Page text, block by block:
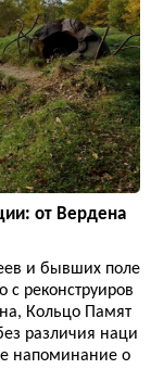
от Вердена
и бывших поле
реконструиров
Кольцо Памят
различия наци
напоминание о